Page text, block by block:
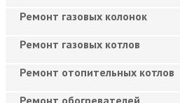
Ремонт газовых колонок
Ремонт газовых котлов
Ремонт отопительных котлов
Ремонт обогревателей